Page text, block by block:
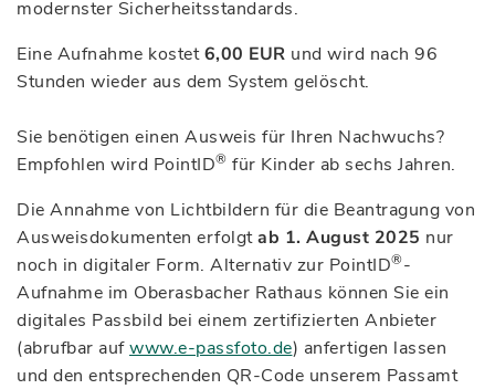
modernster Sicherheitsstandards.
Eine Aufnahme kostet6,00 EUR und wird nach 96
Stunden wieder aus dem System gelöscht.
Sie benötigen einen Ausweis für Ihren Nachwuchs?
Empfohlen wird PointID® für Kinder ab sechs Jahren.
Die Annahme von Lichtbildern für die Beantragung von
Ausweisdokumenten erfolgtab 1. August 2025 nur
noch in digitaler Form. Alternativ zur PointID®-
Aufnahme im Oberasbacher Rathaus können Sie ein
digitales Passbild bei einem zertifizierten Anbieter
(abrufbar aufwww.e-passfoto.de) anfertigen lassen
und den entsprechenden QR-Code unserem Passamt